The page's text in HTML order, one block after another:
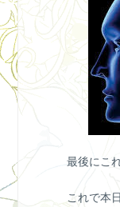
最後にこ
これで本